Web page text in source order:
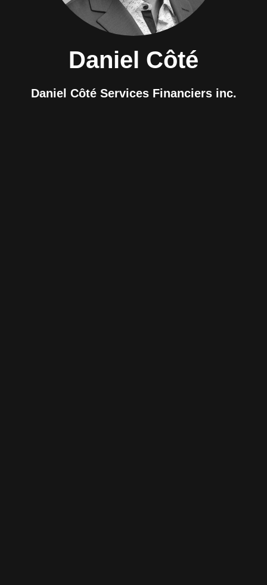
Daniel Côté
Daniel Côté Services Financiers inc.